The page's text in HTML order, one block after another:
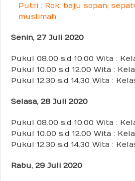
Putri : Rok, baju sopan,
muslimah.
Senin, 27 Juli 2020
Pukul 08.00 s.d 10.00 Wita :
Pukul 10.00 s.d 12.00 Wita :
Pukul 12.30 s.d 14.30 Wita :
Selasa, 28 Juli 2020
Pukul 08.00 s.d 10.00 Wita :
Pukul 10.00 s.d 12.00 Wita :
Pukul 12.30 s.d 14.30 Wita :
Rabu, 29 Juli 2020